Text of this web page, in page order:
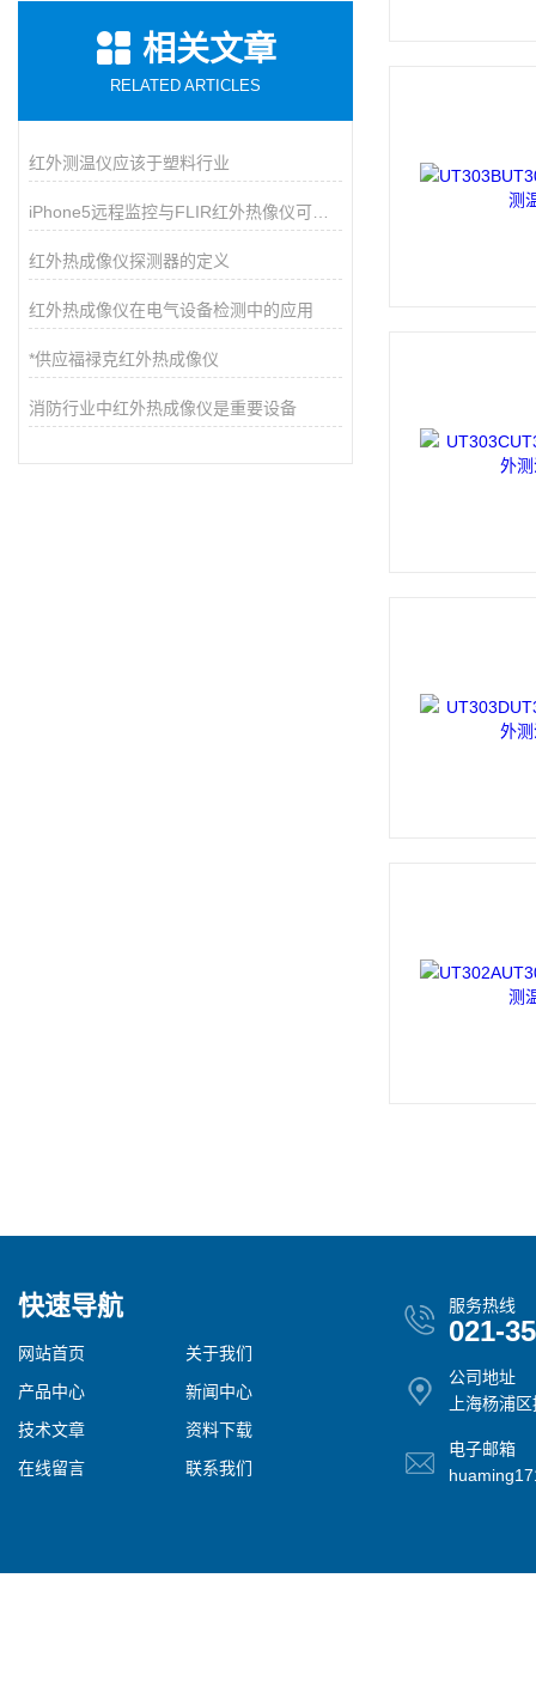
相关文章
RELATED ARTICLES
红外测温仪应该于塑料行业
红外热成像仪探测器的定义
红外热成像仪在电气设备检测中的应用
*供应福禄克红外热成像仪
消防行业中红外热成像仪是重要设备
快速导航
网站首页
关于我们
产品中心
新闻中心
技术文章
资料下载
在线留言
联系我们
服务热线
021-
公司地址
上海杨浦
电子邮箱